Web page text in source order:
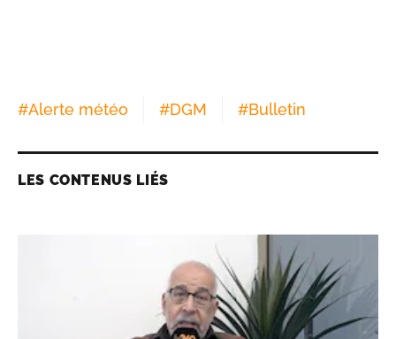
#Alerte météo #DGM #Bulletin
LES CONTENUS LIÉS